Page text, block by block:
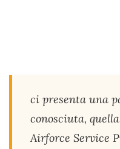
ci presenta una
conosciuta,
Airforce Service